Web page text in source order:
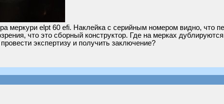
меркури elpt 60 efi. Наклейка с серийным номером видно, что
что это сборный конструктор. Где на мерках
экспертизу и получить заключение?